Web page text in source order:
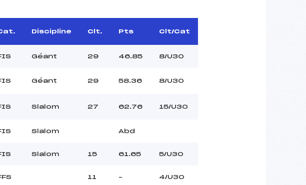
Discipline Clt. Pts Clt/Cat
Géant 29 46.85 8/U30
Géant 29 58.36 8/U30
Slalom 27 62.76 15/U30
Slalom Abd
Slalom 15 61.65 5/U30
11 – 4/U30